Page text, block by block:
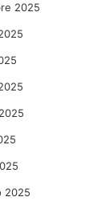
2025
2025